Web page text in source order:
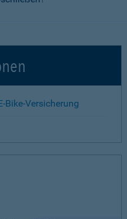
Bike-Versicherung